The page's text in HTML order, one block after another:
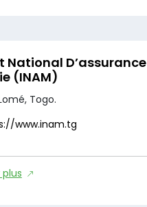
National D’assurance
(INAM)
Lomé, Togo.
www.inam.tg
plus